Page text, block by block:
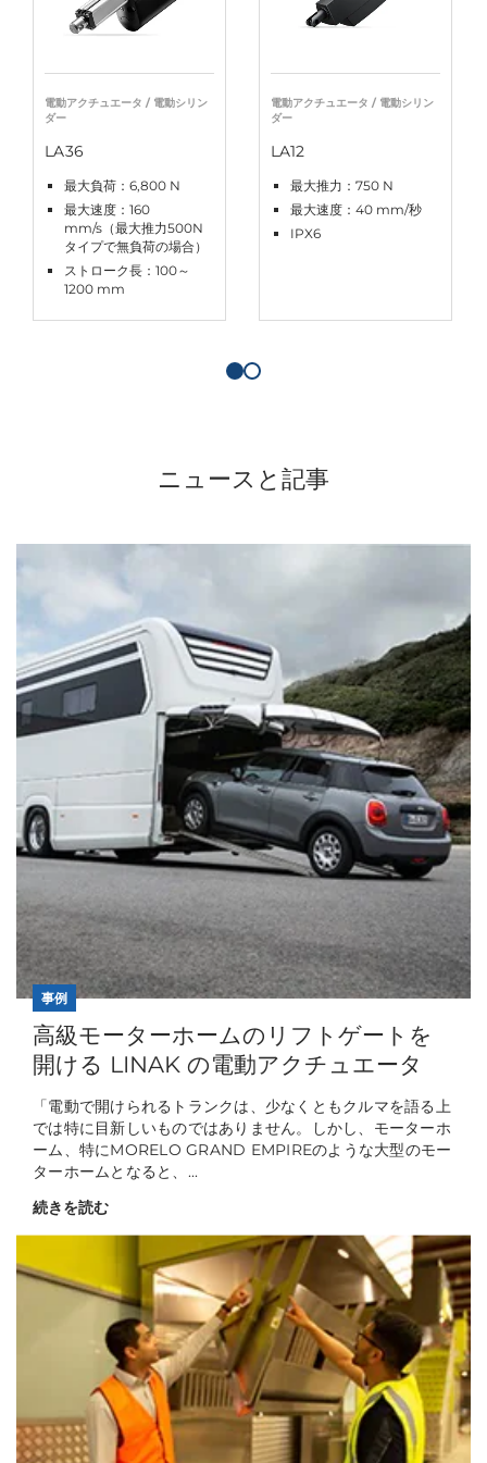
電動アクチュエータ / 電動シリン
ダー
LA36
最大負荷：6,800 N
最大速度：160
mm/s（最大推力500N
タイプで無負荷の場合）
ストローク長：100～
1200 mm
電動アクチュエータ / 電動シリン
ダー
LA12
最大推力：750 N
最大速度：40 mm/秒
IPX6
ニュースと記事
事例
高級モーターホームのリフトゲートを
開ける LINAK の電動アクチュエータ
「電動で開けられるトランクは、少なくともクルマを語る上
では特に目新しいものではありません。しかし、モーターホ
ーム、特にMORELO GRAND EMPIREのような大型のモー
ターホームとなると、...
続きを読む